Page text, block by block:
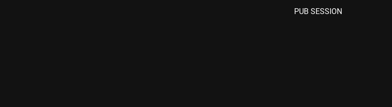
PUB SESSION